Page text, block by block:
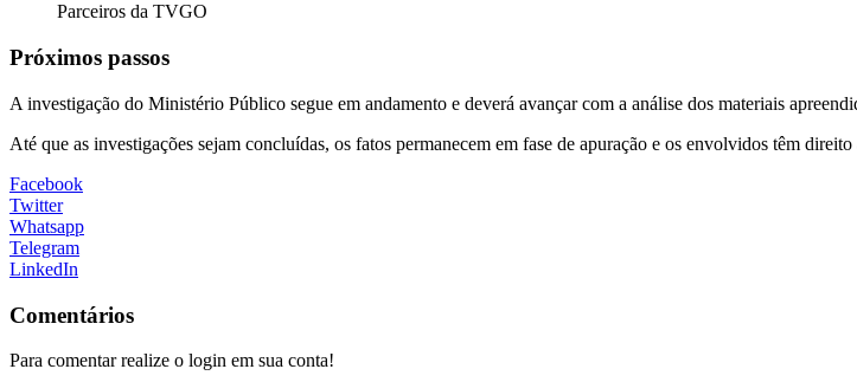
Parceiros da TVGO
Próximos passos
A investigação do Ministério Público segue em andamento e deverá avançar com a análise dos materiais
Até que as investigações sejam concluídas, os fatos permanecem em fase de apuração e os envolvidos têm
Facebook
Twitter
Whatsapp
Telegram
LinkedIn
Comentários
Para comentar realize o login em sua conta!